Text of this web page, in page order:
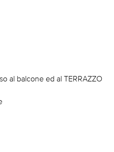
al balcone ed al TERRAZZO